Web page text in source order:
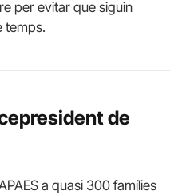
per evitar que siguin
temps.
de
a quasi 300 famílies